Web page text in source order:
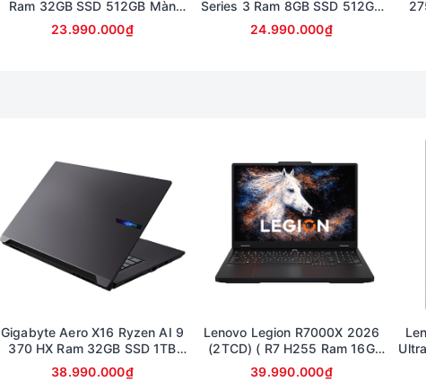
Ram 32GB SSD 512GB Màn
14inch FullHD Touch
23.990.000₫
Series 3 Ram 8GB SSD 512GB
Màn 13.4inch 2K cảm ứng
24.990.000₫
Gigabyte Aero X16 Ryzen AI 9
370 HX Ram 32GB SSD 1TB
Màn hình 16inch 2.5K RTX
5070 8Gb
38.990.000₫
Lenovo Legion R7000X 2026
(2TCD) ( R7 H255 Ram 16G
SSD 1TB RTX 5060 8G | 15.3in
2.5K OLED 165Hz )
39.990.000₫